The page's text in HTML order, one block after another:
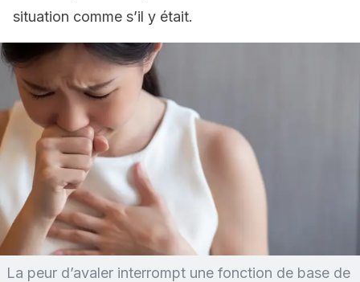
situation comme s’il y était.
La peur d’avaler interrompt une fonction de base de